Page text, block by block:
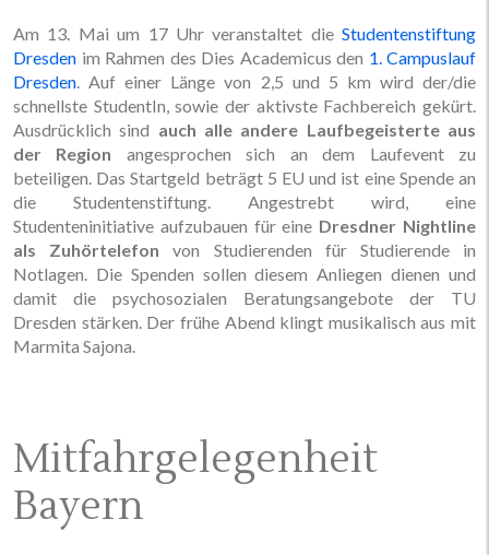
Am 13. Mai um 17 Uhr veranstaltet die Studentenstiftung
Dresden im Rahmen des Dies Academicus den 1. Campuslauf
Dresden. Auf einer Länge von 2,5 und 5 km wird der/die
schnellste StudentIn, sowie der aktivste Fachbereich gekürt.
Ausdrücklich sind auch alle andere Laufbegeisterte aus
der Region angesprochen sich an dem Laufevent zu
beteiligen. Das Startgeld beträgt 5 EU und ist eine Spende an
die Studentenstiftung. Angestrebt wird, eine
Studenteninitiative aufzubauen für eine Dresdner Nightline
als Zuhörtelefon von Studierenden für Studierende in
Notlagen. Die Spenden sollen diesem Anliegen dienen und
damit die psychosozialen Beratungsangebote der TU
Dresden stärken. Der frühe Abend klingt musikalisch aus mit
Marmita Sajona.
Mitfahrgelegenheit
Bayern